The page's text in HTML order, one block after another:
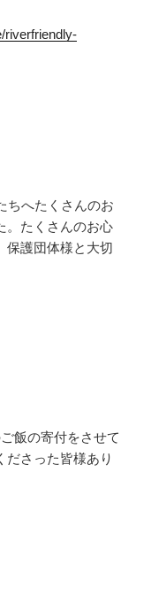
riverfriendly-
ちへたくさんのお
。たくさんのお心
保護団体様と大切
飯の寄付をさせて
ださった皆様あり